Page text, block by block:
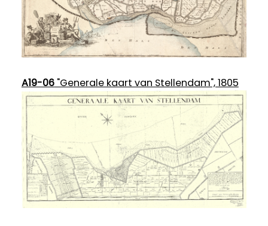
A19-06"Generale kaart van Stellendam", 1805